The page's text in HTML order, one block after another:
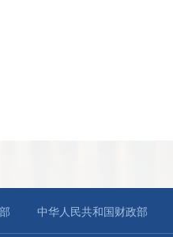
中华人民共和国财政部